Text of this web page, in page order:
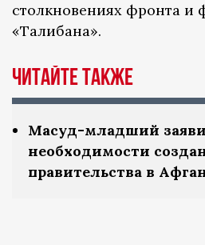
столкновениях фронта и
«Талибана».
Читайте также
Масуд-младший
необходимости
правительства в